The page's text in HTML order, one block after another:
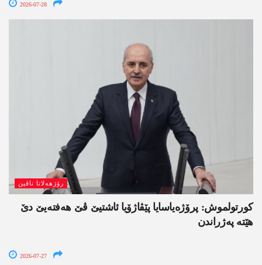
2026-07-28
رۆژھەلاتا ناڤین
کورتولموش: پرۆژەیاسایا پێڤاژۆیا ئاشتیێ ڤێ ھەفتەیێ دێ
هێتە پەژراندن
2026-07-27